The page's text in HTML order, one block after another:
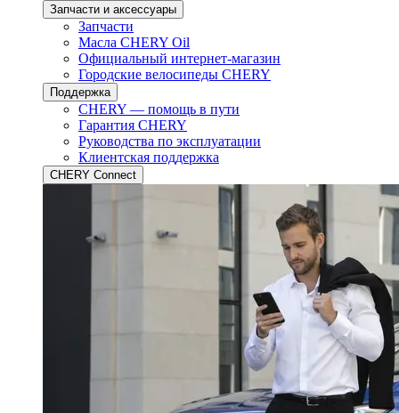
Запчасти и аксессуары
Запчасти
Масла CHERY Oil
Официальный интернет-магазин
Городские велосипеды CHERY
Поддержка
CHERY — помощь в пути
Гарантия CHERY
Руководства по эксплуатации
Клиентская поддержка
CHERY Connect